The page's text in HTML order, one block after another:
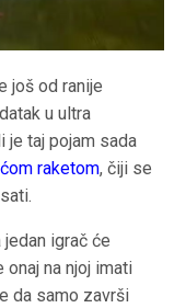
još od ranije
u ultra
je taj pojam sada
raketom, čiji se
igrač će
na njoj imati
da samo završi